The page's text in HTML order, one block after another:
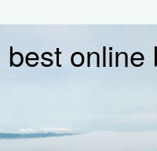
best